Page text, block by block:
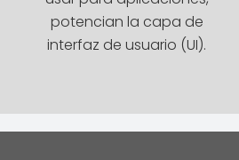
potencian la capa de
interfaz de usuario (UI).